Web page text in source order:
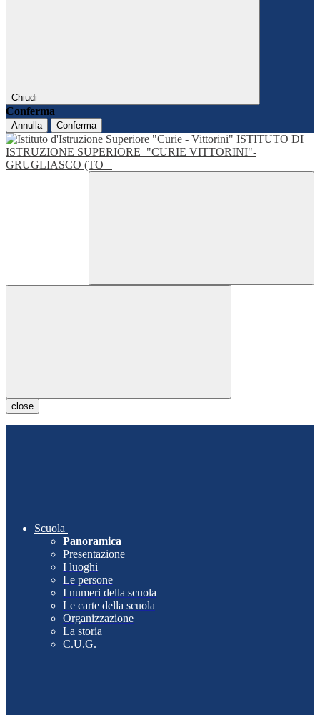
Chiudi
Conferma
Annulla Conferma
ISTITUTO DI
ISTRUZIONE SUPERIORE "CURIE VITTORINI"-
GRUGLIASCO (TO
close
Scuola
Panoramica
Presentazione
I luoghi
Le persone
I numeri della scuola
Le carte della scuola
Organizzazione
La storia
C.U.G.